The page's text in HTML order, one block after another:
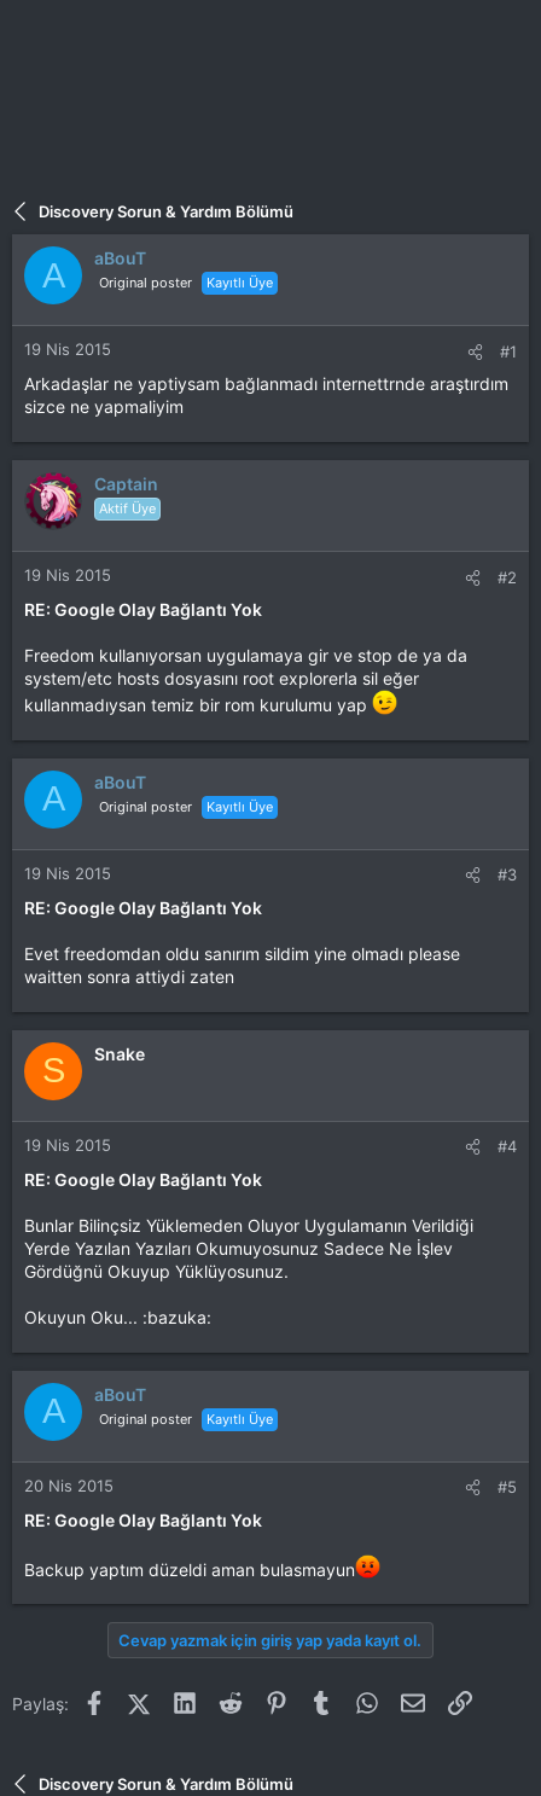
Discovery Sorun & Yardım Bölümü
A aBouT
Original poster Kayıtlı Üye
19 Nis 2015 #1
Arkadaşlar ne yaptiysam bağlanmadı internettrnde araştırdım
sizce ne yapmaliyim
Captain
Aktif Üye
19 Nis 2015 #2
RE: Google Olay Bağlantı Yok
Freedom kullanıyorsan uygulamaya gir ve stop de ya da
system/etc hosts dosyasını root explorerla sil eğer
kullanmadıysan temiz bir rom kurulumu yap
A aBouT
Original poster Kayıtlı Üye
19 Nis 2015 #3
RE: Google Olay Bağlantı Yok
Evet freedomdan oldu sanırım sildim yine olmadı please
waitten sonra attiydi zaten
S Snake
19 Nis 2015 #4
RE: Google Olay Bağlantı Yok
Bunlar Bilinçsiz Yüklemeden Oluyor Uygulamanın Verildiği
Yerde Yazılan Yazıları Okumuyosunuz Sadece Ne İşlev
Gördüğnü Okuyup Yüklüyosunuz.
Okuyun Oku... :bazuka:
A aBouT
Original poster Kayıtlı Üye
20 Nis 2015 #5
RE: Google Olay Bağlantı Yok
Backup yaptım düzeldi aman bulasmayun
Cevap yazmak için giriş yap yada kayıt ol.
Paylaş: FacebookX (Twitter)
LinkedInReddit PinterestTumblr WhatsApp
E-postaLink
Discovery Sorun & Yardım Bölümü